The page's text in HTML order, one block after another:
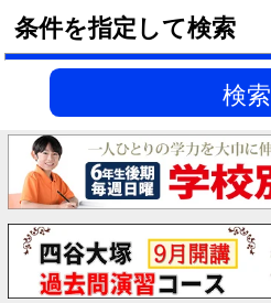
条件を指定して検索
検索